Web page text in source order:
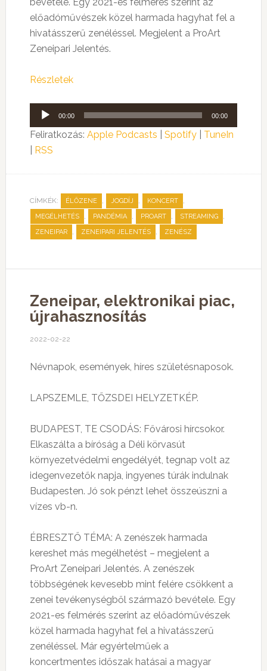
előadóművészek közel harmada hagyhat fel a
hivatásszerű zenéléssel. Megjelent a ProArt
Zeneipari Jelentés.
Részletek
Audió
lejátszó
00:00 00:00
Feliratkozás: Apple Podcasts Spotify| TuneIn
RSS
CÍMKÉK: ÉLŐZENE , JOGDÍJ , KONCERT ,
MEGÉLHETÉS , PANDÉMIA , PROART , STREAMING ,
ZENEIPAR , ZENEIPARI JELENTÉS , ZENÉSZ
Zeneipar, elektronikai piac,
újrahasznosítás
2022-02-22
Névnapok, események, híres születésnaposok.
LAPSZEMLE, TŐZSDEI HELYZETKÉP.
BUDAPEST, TE CSODÁS: Fővárosi hírcsokor.
Elkaszálta a bíróság a Déli körvasút
környezetvédelmi engedélyét, tegnap volt az
idegenvezetők napja, ingyenes túrák indulnak
Budapesten. Jó sok pénzt lehet összeúszni a
vízes vb-n.
ÉBRESZTŐ TÉMA: A zenészek harmada
kereshet más megélhetést – megjelent a
ProArt Zeneipari Jelentés. A zenészek
többségének kevesebb mint felére csökkent a
zenei tevékenységből származó bevétele. Egy
2021-es felmérés szerint az előadóművészek
közel harmada hagyhat fel a hivatásszerű
zenéléssel. Már egyértelműek a
koncertmentes időszak hatásai a magyar